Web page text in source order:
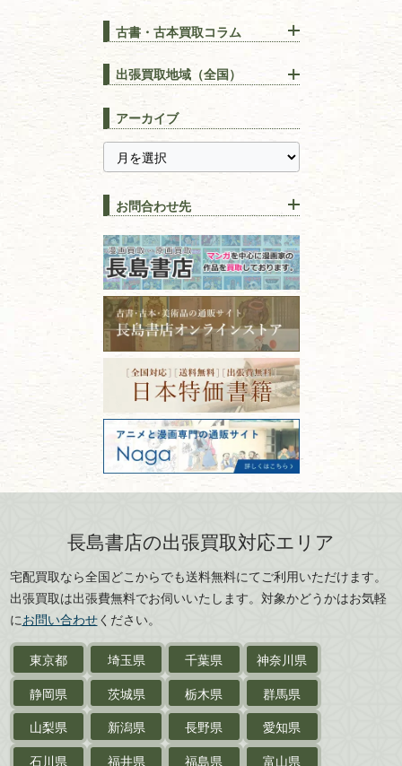
漢方・鍼灸・東洋医学
易学・占い
スピリチュアル・
全集・
趣味・教養
書道
拓本・法帖・碑帖
篆刻・印譜
書道具
美術書・アート本・
デザイン本
カメラ・撮影術
版画・リトグラフ・
刀剣・鎧・甲冑
武道書・武術書
近代文学・
サイン色紙
作家草稿・原稿・肉筆物
探偵小説・推理小説
古書・古本買取コラム
りOK！効率的に売る方法
宅配買取は古本を送るだけ！
長島書店の便利な買取サービ
ス
【持ち込み買取】店頭で簡単
に古本を売るメリットとは？
古本を高く売る方法！買取で
上手な売り方のコツを解説
因！適切な管理で長持ちさせ
るコツ
古本は汚れていると買取でき
ない？適切な保管方法とクリ
ーニング！
ISBNコードとは？書籍の識別
番号の意味と役割を解説
価値ある古書を売るポイント
と注意点
出張買取地域（全国）
東京都
千葉県
神奈川県
静岡県
山梨県
新潟県
長野県
愛知県
石川県
福井県
福島県
富山県
青森県
岩手県
宮城県
秋田県
山形県
岐阜県
三重県
滋賀県
京都府
大阪府
兵庫県
奈良県
島根県
岡山県
徳島県
香川県
愛媛県
アーカイブ
お問合わせ先
古本買取専門店 長島書店
〒101-0051
東京都千代田区神田神保町2-5-1
フリーダイヤル：0120-414-548
電話：03-3512-8115
FAX：03-3512-8116
古物商許可：東京都公安委員会 第
301028901712号
古物商名称：有限会社長島書店
長島書店の出張買取対応エリア
宅配買取なら全国どこからでも送料無料にてご利用いただけます。
出張買取は出張費無料でお伺いいたします。対象かどうかはお気軽
にお問い合わせください。
東京都 埼玉県 千葉県
神奈川県
静岡県
茨城県 栃木県
群馬県
山梨県
新潟県 長野県
愛知県
石川県
福井県 福島県
富山県